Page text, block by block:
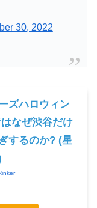
30, 2022
ズハロウィン
なぜ渋谷だけ
するのか? (星